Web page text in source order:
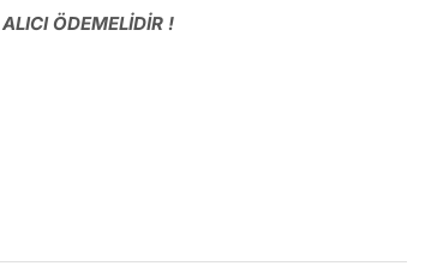
ALICI ÖDEMELİDİR !